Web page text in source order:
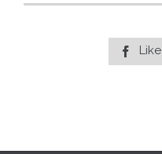
 Like